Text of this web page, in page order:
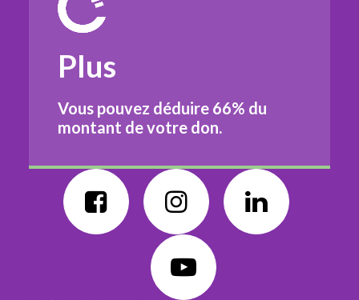
Plus
Vous pouvez déduire 66% du
montant de votre don.